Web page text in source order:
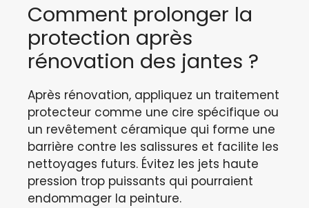
Comment prolonger la
protection après
rénovation des jantes ?
Après rénovation, appliquez un traitement
protecteur comme une cire spécifique ou
un revêtement céramique qui forme une
barrière contre les salissures et facilite les
nettoyages futurs. Évitez les jets haute
pression trop puissants qui pourraient
endommager la peinture.